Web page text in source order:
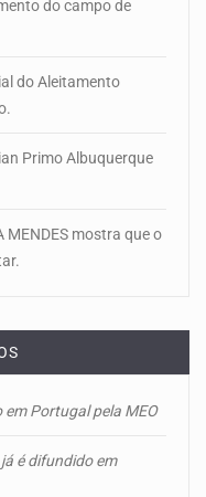
do campo de
do Aleitamento
Primo Albuquerque
MENDES mostra que o
em Portugal pela MEO
é difundido em